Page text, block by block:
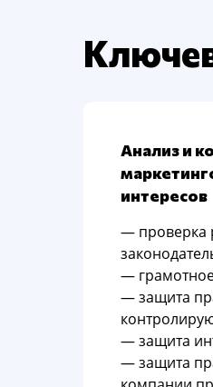
Анализ и
интересов
— проверка
—
— защита
— защита
— защита